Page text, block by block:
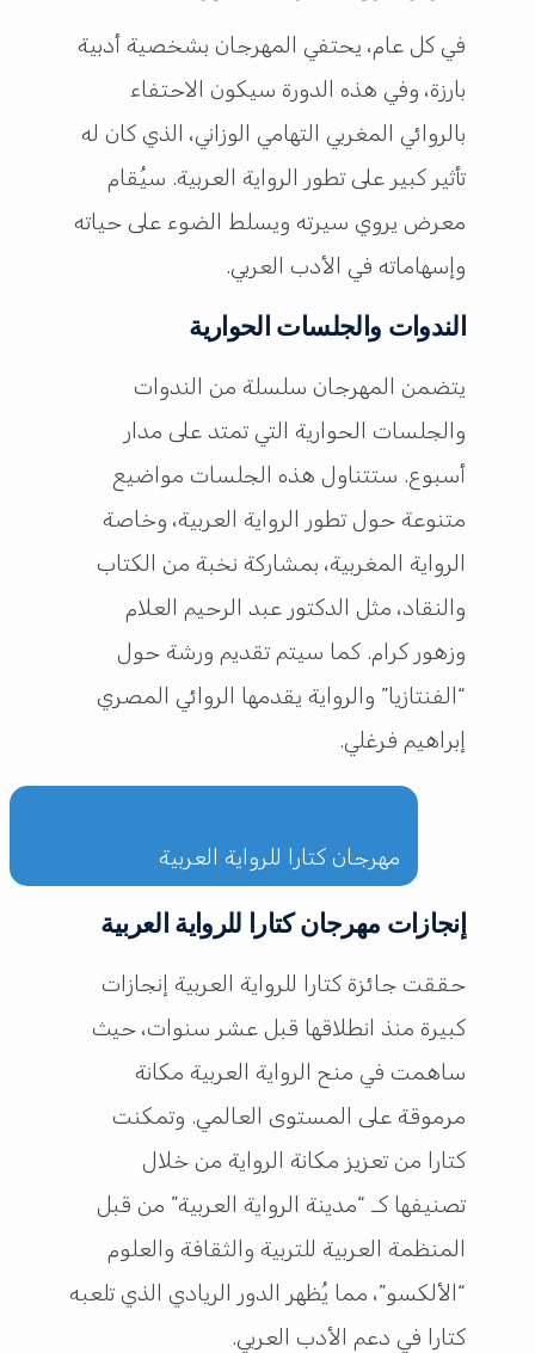
في كل عام، يحتفي المهرجان بشخصية أدبية
بارزة، وفي هذه الدورة سيكون الاحتفاء
بالروائي المغربي التهامي الوزاني، الذي كان له
تأثير كبير على تطور الرواية العربية. سيُقام
معرض يروي سيرته ويسلط الضوء على حياته
وإسهاماته في الأدب العربي.
الندوات والجلسات الحوارية
يتضمن المهرجان سلسلة من الندوات
والجلسات الحوارية التي تمتد على مدار
أسبوع. ستتناول هذه الجلسات مواضيع
متنوعة حول تطور الرواية العربية، وخاصة
الرواية المغربية، بمشاركة نخبة من الكتاب
والنقاد، مثل الدكتور عبد الرحيم العلام
وزهور كرام. كما سيتم تقديم ورشة حول
“الفنتازيا” والرواية يقدمها الروائي المصري
إبراهيم فرغلي.
مهرجان كتارا للرواية العربية
إنجازات مهرجان كتارا للرواية العربية
حققت جائزة كتارا للرواية العربية إنجازات
كبيرة منذ انطلاقها قبل عشر سنوات، حيث
ساهمت في منح الرواية العربية مكانة
مرموقة على المستوى العالمي. وتمكنت
كتارا من تعزيز مكانة الرواية من خلال
تصنيفها كـ “مدينة الرواية العربية” من قبل
المنظمة العربية للتربية والثقافة والعلوم
“الألكسو”، مما يُظهر الدور الريادي الذي تلعبه
كتارا في دعم الأدب العربي.